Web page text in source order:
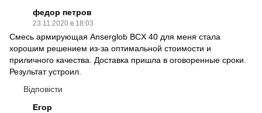
федор петров
23.11.2020 в 18:03
Смесь армирующая Anserglob BCX 40 для меня стала
хорошим решением из-за оптимальной стоимости и
приличного качества. Доставка пришла в оговоренные сроки.
Результат устроил.
Відповісти
Егор